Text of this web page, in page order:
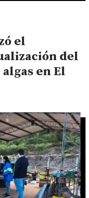
el
del
en El